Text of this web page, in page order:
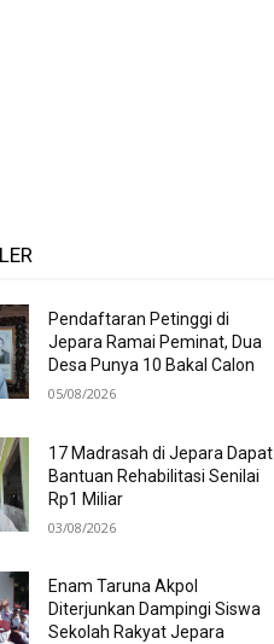
Pendaftaran Petinggi di
Jepara Ramai Peminat, Dua
Desa Punya 10 Bakal Calon
05/08/2026
17 Madrasah di Jepara Dapat
Bantuan Rehabilitasi Senilai
Rp1 Miliar
03/08/2026
Enam Taruna Akpol
Diterjunkan Dampingi Siswa
Sekolah Rakyat Jepara